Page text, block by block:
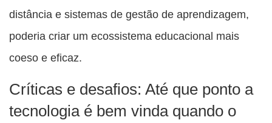
distância e sistemas de gestão de aprendizagem,
poderia criar um ecossistema educacional mais
coeso e eficaz.
Críticas e desafios: Até que ponto a
tecnologia é bem vinda quando o